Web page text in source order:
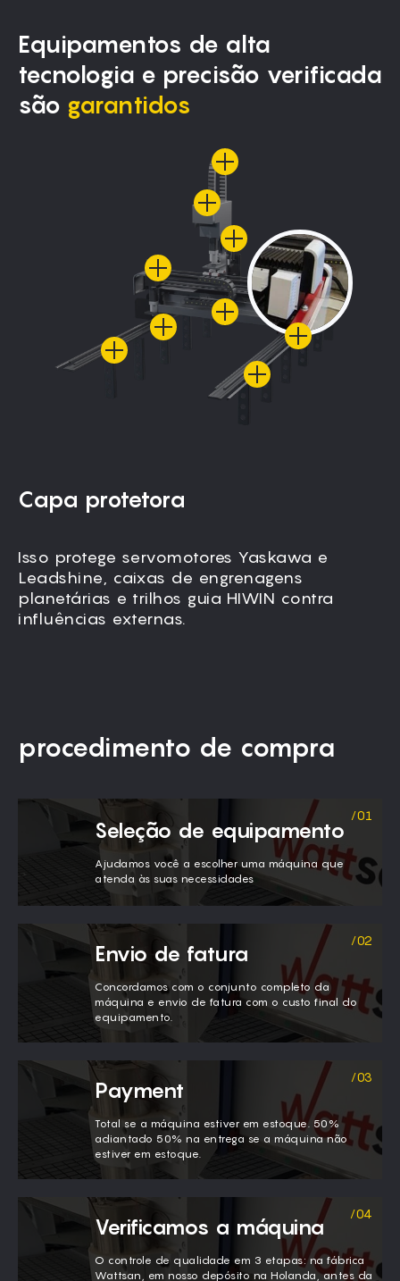
Equipamentos de alta
tecnologia e precisão verificada
são garantidos
Capa protetora
Isso protege servomotores Yaskawa e
Leadshine, caixas de engrenagens
planetárias e trilhos guia HIWIN contra
influências externas.
procedimento de compra
Seleção de equipamento
Ajudamos você a escolher uma máquina que
atenda às suas necessidades
Envio de fatura
Concordamos com o conjunto completo da
máquina e envio de fatura com o custo final do
equipamento.
Payment
Total se a máquina estiver em estoque. 50%
adiantado 50% na entrega se a máquina não
estiver em estoque.
Verificamos a máquina
O controle de qualidade em 3 etapas: na fábrica
Wattsan, em nosso depósito na Holanda, antes da